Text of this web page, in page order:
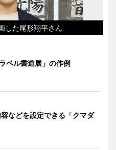
した尾形翔平さん
ベル書道展」の作例
などを設定できる「クマダ